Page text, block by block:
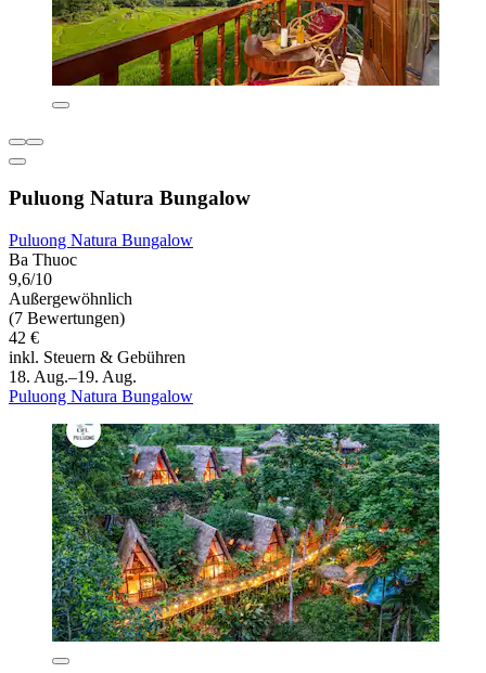
Puluong Natura Bungalow
Puluong Natura Bungalow
Ba Thuoc
9,6/10
Außergewöhnlich
(7 Bewertungen)
42 €
inkl. Steuern & Gebühren
18. Aug.–19. Aug.
Puluong Natura Bungalow